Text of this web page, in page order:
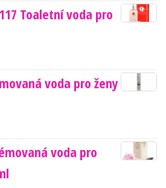
Toaletní voda pro
voda pro ženy
voda pro